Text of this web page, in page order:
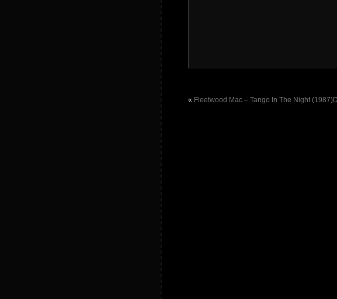
« Fleetwood Mac – Tango In The Night (1987)